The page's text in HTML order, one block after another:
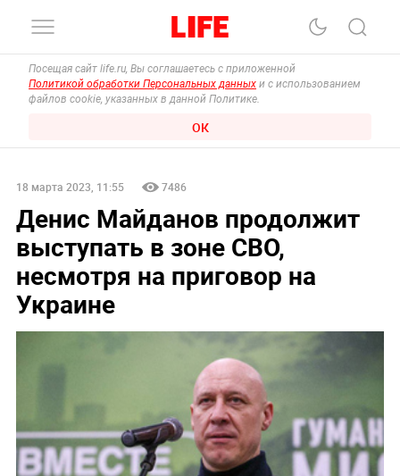
Посещая сайт life.ru, Вы соглашаетесь с приложенной
Политикой обработки Персональных данных и с использованием
файлов cookie, указанных в данной Политике.
ОК
18 марта 2023, 11:55 7486
Денис Майданов продолжит
выступать в зоне СВО,
несмотря на приговор на
Украине